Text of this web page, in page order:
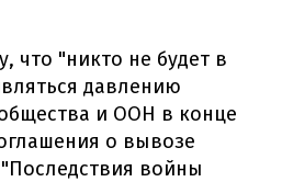
что "никто не будет в
давлению
и ООН в конце
о вывозе
войны